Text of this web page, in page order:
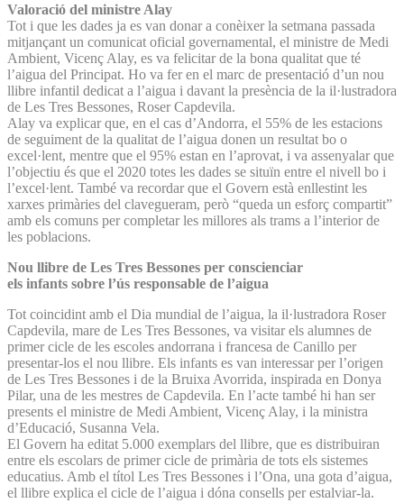
Valoració del ministre Alay
Tot i que les dades ja es van donar a conèixer la setmana passada
mitjançant un comunicat oficial governamental, el ministre de Medi
Ambient, Vicenç Alay, es va felicitar de la bona qualitat que té
l’aigua del Principat. Ho va fer en el marc de presentació d’un nou
llibre infantil dedicat a l’aigua i davant la presència de la il·lustradora
de Les Tres Bessones, Roser Capdevila.
Alay va explicar que, en el cas d’Andorra, el 55% de les estacions
de seguiment de la qualitat de l’aigua donen un resultat bo o
excel·lent, mentre que el 95% estan en l’aprovat, i va assenyalar que
l’objectiu és que el 2020 totes les dades se situïn entre el nivell bo i
l’excel·lent. També va recordar que el Govern està enllestint les
xarxes primàries del clavegueram, però “queda un esforç compartit”
amb els comuns per completar les millores als trams a l’interior de
les poblacions.
Nou llibre de Les Tres Bessones per conscienciar
els infants sobre l’ús responsable de l’aigua
Tot coincidint amb el Dia mundial de l’aigua, la il·lustradora Roser
Capdevila, mare de Les Tres Bessones, va visitar els alumnes de
primer cicle de les escoles andorrana i francesa de Canillo per
presentar-los el nou llibre. Els infants es van interessar per l’origen
de Les Tres Bessones i de la Bruixa Avorrida, inspirada en Donya
Pilar, una de les mestres de Capdevila. En l’acte també hi han ser
presents el ministre de Medi Ambient, Vicenç Alay, i la ministra
d’Educació, Susanna Vela.
El Govern ha editat 5.000 exemplars del llibre, que es distribuiran
entre els escolars de primer cicle de primària de tots els sistemes
educatius. Amb el títol Les Tres Bessones i l’Ona, una gota d’aigua,
el llibre explica el cicle de l’aigua i dóna consells per estalviar-la.